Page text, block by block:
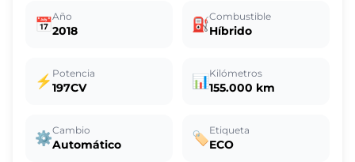
📅Año
2018 ⛽Combustible
Híbrido
⚡ Potencia
197CV 📊Kilómetros
155.000 km
⚙️Cambio
Automático 🏷️Etiqueta
ECO